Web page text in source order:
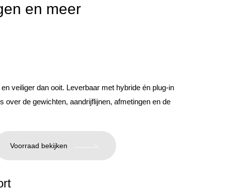
en meer
veiliger dan ooit. Leverbaar met hybride én plug-in
over de gewichten, aandrijflijnen, afmetingen en de
Voorraad bekijken